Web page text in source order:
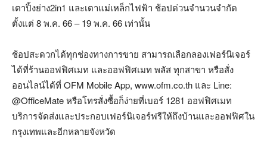
เตาปิ้งย่าง2in1 และเตาแม่เหล็กไฟฟ้า ช้อปด่วนจำนวนจำกัด
ตั้งแต่ 8 พ.ค. 66 – 19 พ.ค. 66 เท่านั้น
ช้อปสะดวกได้ทุกช่องทางการขาย สามารถเลือกลองเฟอร์นิเจอร์
ได้ที่ร้านออฟฟิศเมท และออฟฟิศเมท พลัส ทุกสาขา หรือสั่ง
ออนไลน์ได้ที่ OFM Mobile App, www.ofm.co.th และ Line:
@OfficeMate หรือโทรสั่งซื้อก็ง่ายที่เบอร์ 1281 ออฟฟิศเมท
บริการจัดส่งและประกอบเฟอร์นิเจอร์ฟรีให้ถึงบ้านและออฟฟิศใน
กรุงเทพและอีกหลายจังหวัด